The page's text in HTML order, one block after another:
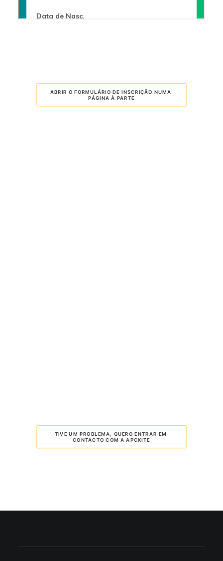
ABRIR O FORMULÁRIO DE INSCRIÇÃO NUMA
PÁGINA À PARTE
TIVE UM PROBLEMA, QUERO ENTRAR EM
CONTACTO COM A APCKITE